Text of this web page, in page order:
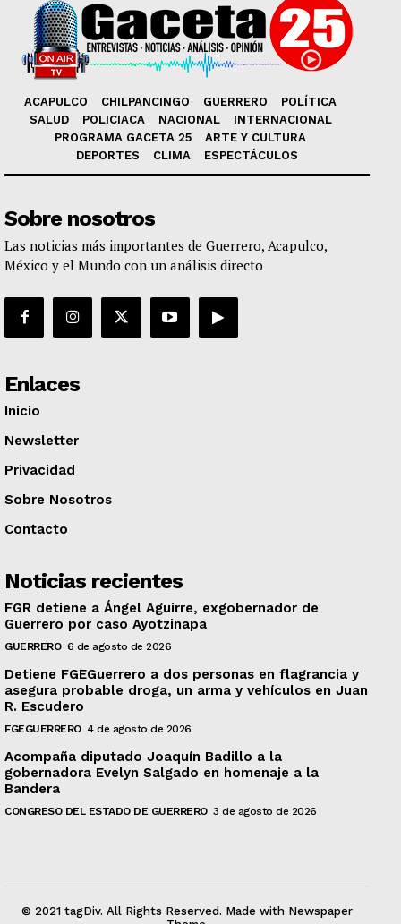
ACAPULCO CHILPANCINGO GUERRERO
POLÍTICA
SALUD
POLICIACA NACIONAL
INTERNACIONAL
PROGRAMA GACETA 25
ARTE Y CULTURA
DEPORTES
CLIMA ESPECTÁCULOS
Sobre nosotros
Las noticias más importantes de Guerrero, Acapulco,
México y el Mundo con un análisis directo
Enlaces
Inicio
Newsletter
Privacidad
Sobre Nosotros
Contacto
Noticias recientes
FGR detiene a Ángel Aguirre, exgobernador de
Guerrero por caso Ayotzinapa
GUERRERO 6 de agosto de 2026
Detiene FGEGuerrero a dos personas en flagrancia y
asegura probable droga, un arma y vehículos en Juan
R. Escudero
FGEGUERRERO 4 de agosto de 2026
Acompaña diputado Joaquín Badillo a la
gobernadora Evelyn Salgado en homenaje a la
Bandera
CONGRESO DEL ESTADO DE GUERRERO 3 de agosto de 2026
© 2021 tagDiv. All Rights Reserved. Made with Newspaper